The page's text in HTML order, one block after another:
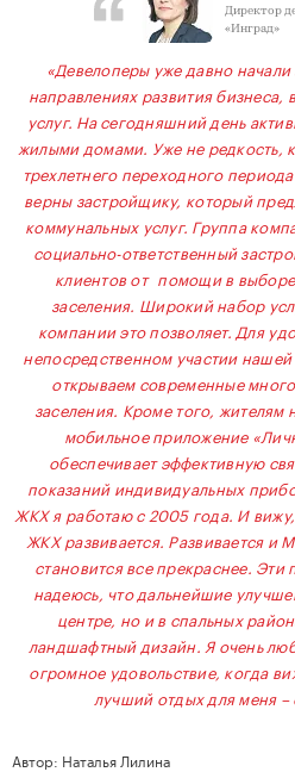
Директор
«Инград»
«Девелоперы уже давно
направлениях развития бизнеса,
услуг. На сегодняшний день
жилыми домами. Уже не редкость,
трехлетнего переходного
верны застройщику, который
коммунальных услуг. Группа
социально-ответственный
клиентов от помощи в
заселения. Широкий набор
компании это позволяет. Для
непосредственном участии
открываем современные
заселения. Кроме того, жителям
мобильное приложение
обеспечивает эффективную
показаний индивидуальных
ЖКХ я работаю с 2005 года. И вижу,
ЖКХ развивается. Развивается и
становится все прекраснее.
надеюсь, что дальнейшие
центре, но и в спальных
ландшафтный дизайн. Я очень
огромное удовольствие, когда
лучший отдых для меня –
Автор: Наталья Лилина